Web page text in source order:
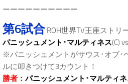
ーーーーーーーーーー
第6試合ROH世界TV王座ストリ
パニッシュメント･マルティネス(C)
※パニッシュメントがサウス･オブ･
ルに叩きつけて3カウント！
勝者：パニッシュメント･マルティ